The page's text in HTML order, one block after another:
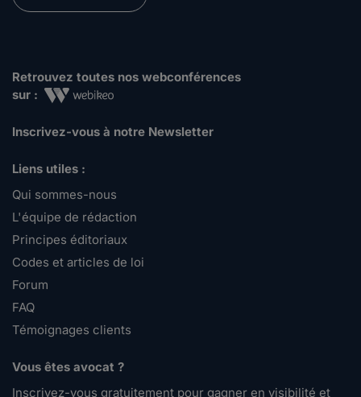
Retrouvez toutes nos webconférences
sur :
Inscrivez-vous à notre Newsletter
Liens utiles :
Qui sommes-nous
L'équipe de rédaction
Principes éditoriaux
Codes et articles de loi
Forum
FAQ
Témoignages clients
Vous êtes avocat ?
Inscrivez-vous gratuitement pour gagner en visibilité et